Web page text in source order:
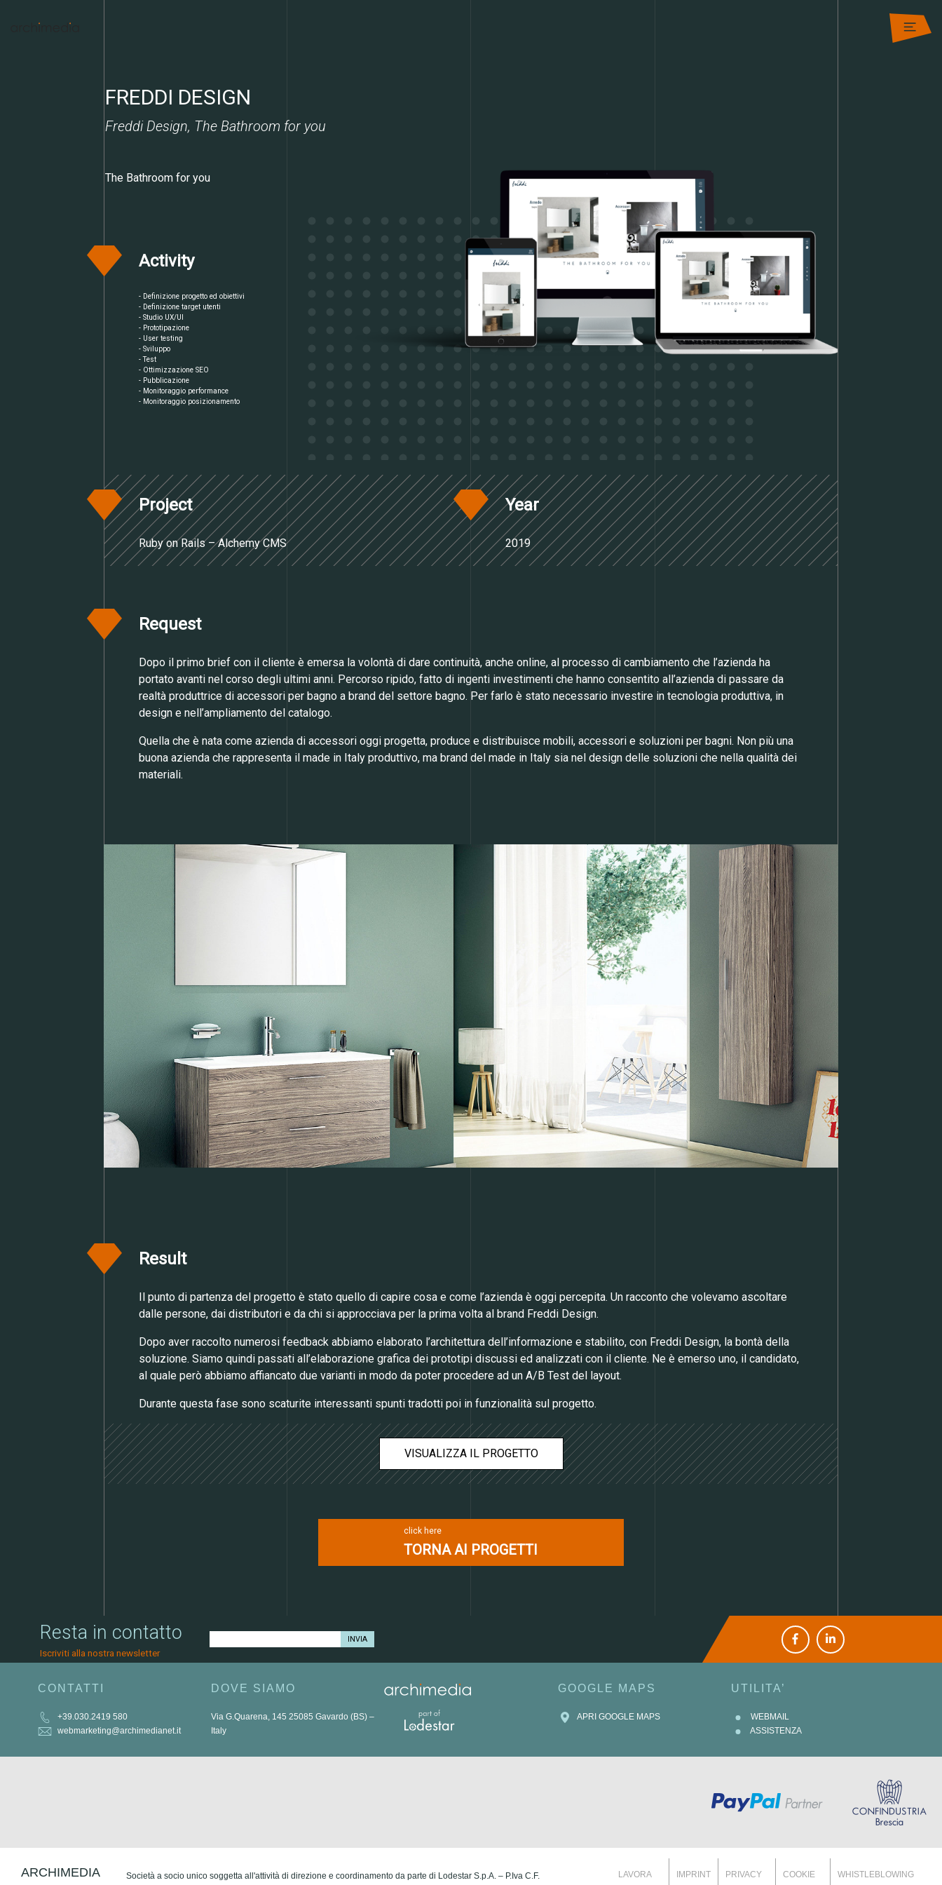
Competenze, conoscenza, approccio, metodo,
Lavori
Metodo
Chi siamo
Contattaci
Notizie
Lavora con noi
Competenze
FREDDI DESIGN
Freddi Design, The Bathroom for you
The Bathroom for you
Activity
- Definizione progetto ed obiettivi
- Definizione target utenti
- Studio UX/UI
- Prototipazione
- User testing
- Sviluppo
- Test
- Ottimizzazione SEO
- Pubblicazione
- Monitoraggio performance
- Monitoraggio posizionamento
Project
Ruby on Rails – Alchemy CMS
Year
2019
Request
Dopo il primo brief con il cliente è emersa la volontà di dare continuità, anche online, al processo di cambiamento che l’azienda ha
portato avanti nel corso degli ultimi anni. Percorso ripido, fatto di ingenti investimenti che hanno consentito all’azienda di passare da
realtà produttrice di accessori per bagno a brand del settore bagno. Per farlo è stato necessario investire in tecnologia produttiva, in
design e nell’ampliamento del catalogo.
Quella che è nata come azienda di accessori oggi progetta, produce e distribuisce mobili, accessori e soluzioni per bagni. Non più una
buona azienda che rappresenta il made in Italy produttivo, ma brand del made in Italy sia nel design delle soluzioni che nella qualità dei
materiali.
Result
Il punto di partenza del progetto è stato quello di capire cosa e come l’azienda è oggi percepita. Un racconto che volevamo ascoltare
dalle persone, dai distributori e da chi si approcciava per la prima volta al brand Freddi Design.
Dopo aver raccolto numerosi feedback abbiamo elaborato l’architettura dell’informazione e stabilito, con Freddi Design, la bontà della
soluzione. Siamo quindi passati all’elaborazione grafica dei prototipi discussi ed analizzati con il cliente. Ne è emerso uno, il candidato,
al quale però abbiamo affiancato due varianti in modo da poter procedere ad un A/B Test del layout.
Durante questa fase sono scaturite interessanti spunti tradotti poi in funzionalità sul progetto.
VISUALIZZA IL PROGETTO
click here
TORNA AI PROGETTI
Resta in contatto
Iscriviti alla nostra newsletter
CONTATTI
+39.030.2419 580
webmarketing@archimedianet.it
DOVE SIAMO
Via G.Quarena, 145 25085 Gavardo (BS) –
Italy
GOOGLE MAPS
APRI GOOGLE MAPS
UTILITA’
WEBMAIL
ASSISTENZA
ARCHIMEDIA
Società a socio unico soggetta all'attività di direzione e coordinamento da parte di Lodestar S.p.A. – P.Iva C.F.
LAVORA IMPRINT PRIVACY COOKIE WHISTLEBLOWING